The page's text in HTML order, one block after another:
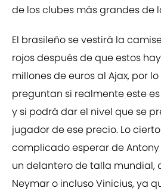
de los clubes más grandes de
El brasileño se vestirá la
rojos después de que estos
millones de euros al Ajax, por
preguntan si realmente este
y si podrá dar el nivel que se
jugador de ese precio. Lo
complicado esperar de
un delantero de talla mundial,
Neymar o incluso Vinicius, ya